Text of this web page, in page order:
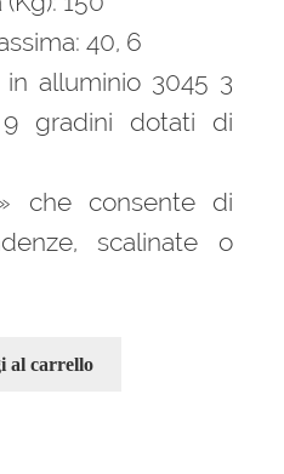
40, 6
alluminio 3045 3
gradini dotati di
che consente di
scalinate o
al carrello